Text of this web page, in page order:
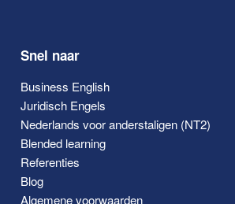
Snel naar
Business English
Juridisch Engels
Nederlands voor anderstaligen (NT2)
Blended learning
Referenties
Blog
Algemene voorwaarden